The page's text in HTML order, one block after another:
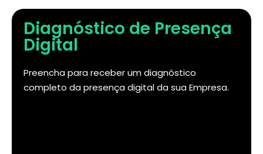
Diagnóstico de Presença
Digital
Preencha para receber um diagnóstico
completo da presença digital da sua Empresa.